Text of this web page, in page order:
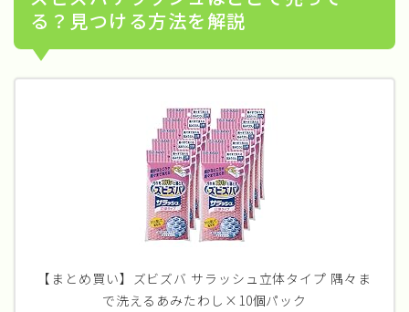
る？見つける方法を解説
【まとめ買い】ズビズバ サラッシュ立体タイプ 隅々ま
で洗えるあみたわし×10個パック